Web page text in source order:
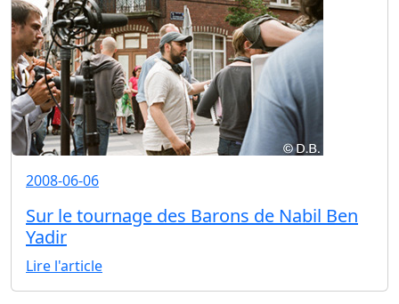
2008-06-06
Sur le tournage des Barons de Nabil Ben
Yadir
Lire l'article